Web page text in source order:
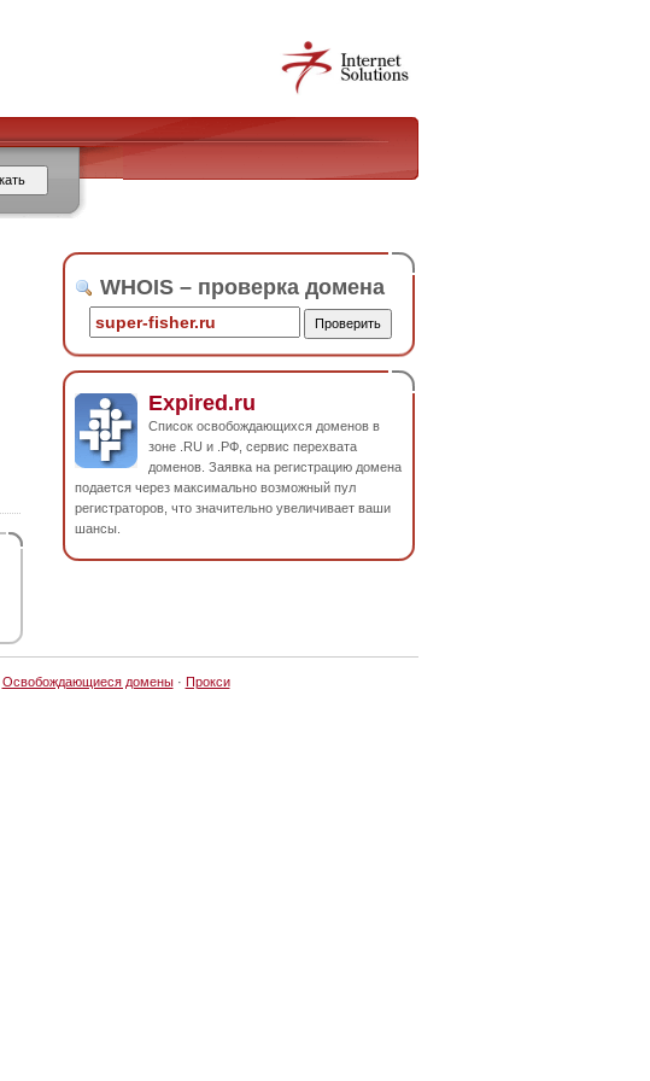
WHOIS – проверка домена
Expired.ru
Список освобождающихся доменов в
зоне .RU и .РФ, сервис перехвата
доменов. Заявка на регистрацию домена
подается через максимально возможный пул
регистраторов, что значительно увеличивает ваши
шансы.
Освобождающиеся домены· Прокси